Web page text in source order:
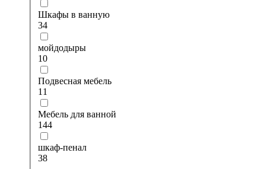
Шкафы в ванную
34
мойдодыры
10
Подвесная мебель
11
Мебель для ванной
144
шкаф-пенал
38